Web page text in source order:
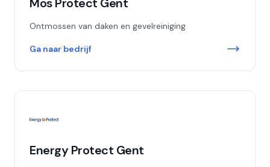
Ontmossen van daken en gevelreiniging
Ga naar bedrijf
Energy Protect Gent